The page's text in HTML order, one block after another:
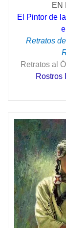
EN
El Pintor de
Retratos
Retratos al
Rostros